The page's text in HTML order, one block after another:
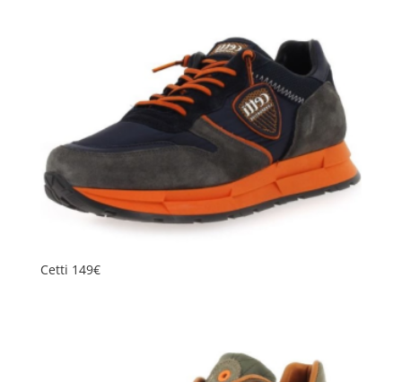
Cetti 149€